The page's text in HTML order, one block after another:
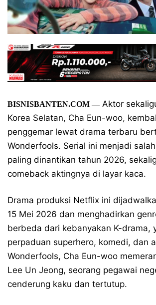
BISNISBANTEN.COM—Aktor
Korea Selatan, Cha Eun-woo,
penggemar lewat drama terbaru
Wonderfools. Serial ini menjadi
paling dinantikan tahun 2026,
comeback aktingnya di layar kaca.
Drama produksi Netflix ini
15 Mei 2026 dan menghadirkan
berbeda dari kebanyakan K-drama,
perpaduan superhero, komedi, dan
Wonderfools, Cha Eun-woo
Lee Un Jeong, seorang pegawai
cenderung kaku dan tertutup.